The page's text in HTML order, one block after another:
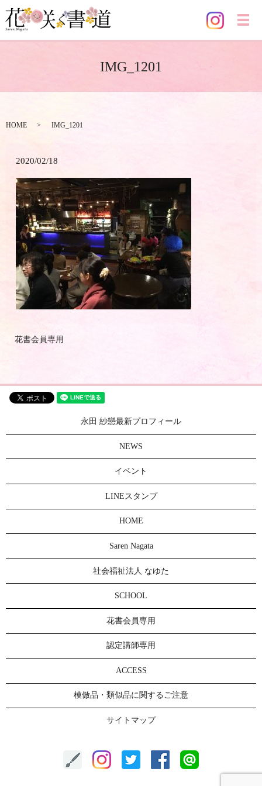
メ
IMG_1201
HOME IMG_1201
2020/02/18
花書会員専用
永田 紗戀最新プロフィール
NEWS
イベント
LINEスタンプ
HOME
Saren Nagata
社会福祉法人 なゆた
SCHOOL
花書会員専用
認定講師専用
ACCESS
模倣品・類似品に関するご注意
サイトマップ